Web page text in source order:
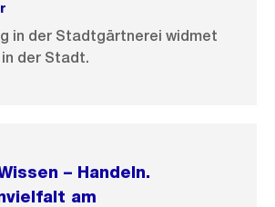
in der Stadtgärtnerei widmet
der Stadt.
– Handeln.
am